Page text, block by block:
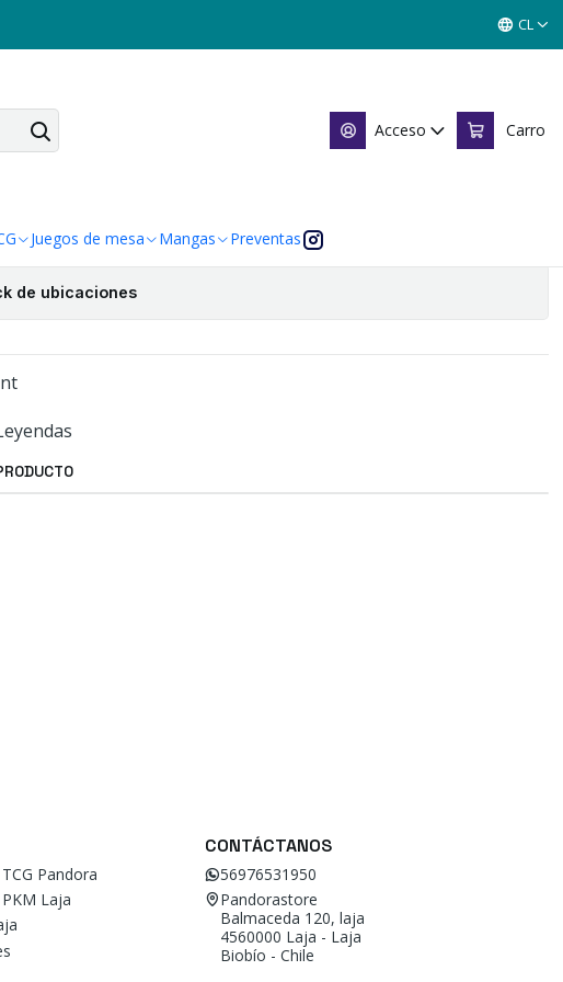
Acceso Carro
Juegos de mesa Mangas Preventas
CL
MITOS Y LEYENDAS
la lista de favoritos
de ubicaciones
Pandora
Laja
CONTÁCTANOS
56976531950
Pandorastore
Balmaceda 120, laja
4560000 Laja - Laja
Biobío - Chile